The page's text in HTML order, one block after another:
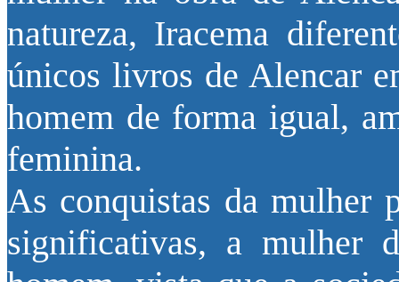
natureza, Iracema
únicos livros de Alencar
homem de forma igual,
feminina.
As conquistas da mulher
significativas, a mulher